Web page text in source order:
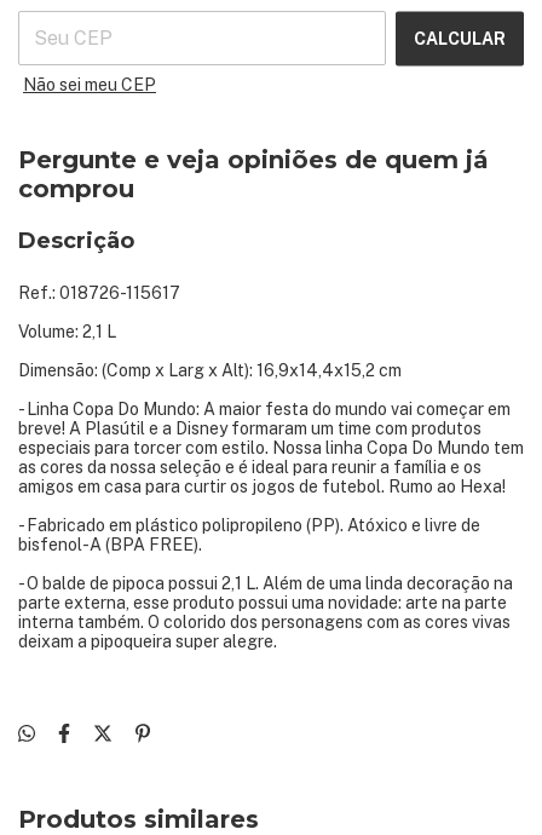
CALCULAR
Não sei meu CEP
Pergunte e veja opiniões de quem já
comprou
Descrição
Ref.: 018726-115617
Volume: 2,1 L
Dimensão: (Comp x Larg x Alt): 16,9x14,4x15,2 cm
- Linha Copa Do Mundo: A maior festa do mundo vai começar em
breve! A Plasútil e a Disney formaram um time com produtos
especiais para torcer com estilo. Nossa linha Copa Do Mundo tem
as cores da nossa seleção e é ideal para reunir a família e os
amigos em casa para curtir os jogos de futebol. Rumo ao Hexa!
- Fabricado em plástico polipropileno (PP). Atóxico e livre de
bisfenol-A (BPA FREE).
- O balde de pipoca possui 2,1 L. Além de uma linda decoração na
parte externa, esse produto possui uma novidade: arte na parte
interna também. O colorido dos personagens com as cores vivas
deixam a pipoqueira super alegre.
Produtos similares